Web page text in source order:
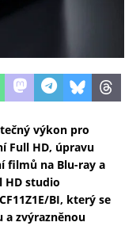
výkon pro
Full HD, úpravu
filmů na Blu-ray a
HD studio
BI, který se
a zvýrazněnou